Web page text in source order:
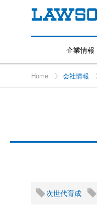
企業情報
Home 会社情報
次世代育成